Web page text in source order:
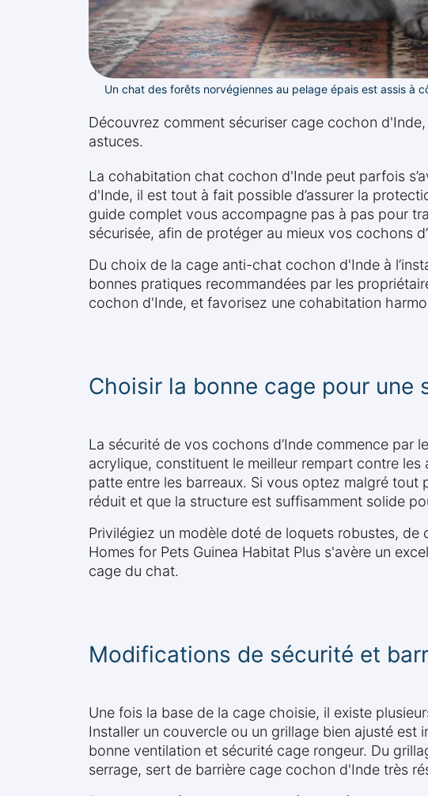
Un chat des forêts norvégiennes au pelage épais est assis à
Découvrez comment sécuriser cage cochon
astuces.
La cohabitation chat cochon d'Inde peut parfois
d'Inde, il est tout à fait possible d’assurer la
guide complet vous accompagne pas à pas pour
sécurisée, afin de protéger au mieux vos cochons
Du choix de la cage anti-chat cochon d'Inde à
bonnes pratiques recommandées par les
cochon d'Inde, et favorisez une cohabitation
Choisir la bonne cage pour une
La sécurité de vos cochons d’Inde commence par
acrylique, constituent le meilleur rempart contre
patte entre les barreaux. Si vous optez malgré tout
réduit et que la structure est suffisamment solide
Privilégiez un modèle doté de loquets robustes,
Homes for Pets Guinea Habitat Plus s'avère un
cage du chat.
Modifications de sécurité et
Une fois la base de la cage choisie, il existe
Installer un couvercle ou un grillage bien ajusté est
bonne ventilation et sécurité cage rongeur. Du
serrage, sert de barrière cage cochon d'Inde très